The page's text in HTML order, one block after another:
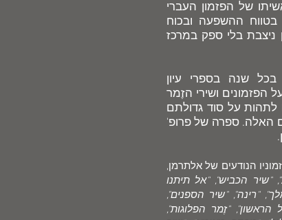
של הפזמון העברי
בטווח ההשפעה ובכוח
בלי ספק במרכז
שנה בספרי עיון
הפזמונים ושירי הזֶמר
על סוד גדולתם
האלה. ספרה של פרופ'
הנודעים של אלתרמן,
"שיר הכביש", "אל תיתנו
"רינה", "שיר הספנים",
"זֶמר הפלוגות",